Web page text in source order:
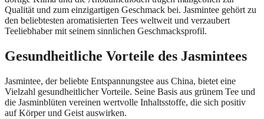
Qualität und zum einzigartigen Geschmack bei. Jasmintee gehört zu
den beliebtesten aromatisierten Tees weltweit und verzaubert
Teeliebhaber mit seinem sinnlichen Geschmacksprofil.
Gesundheitliche Vorteile des Jasmintees
Jasmintee, der beliebte Entspannungstee aus China, bietet eine
Vielzahl gesundheitlicher Vorteile. Seine Basis aus grünem Tee und
die Jasminblüten vereinen wertvolle Inhaltsstoffe, die sich positiv
auf Körper und Geist auswirken.